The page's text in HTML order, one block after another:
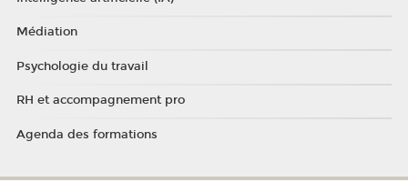
Médiation
Psychologie du travail
RH et accompagnement pro
Agenda des formations